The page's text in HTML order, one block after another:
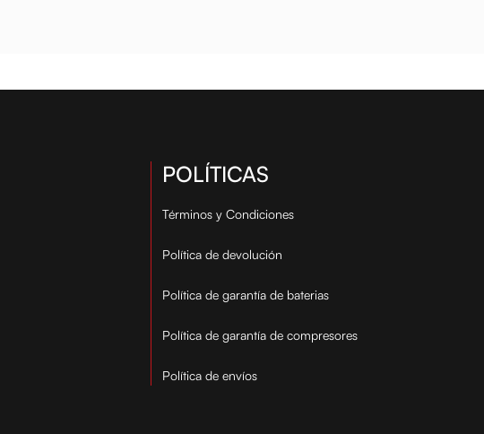
POLÍTICAS
Términos y Condiciones
Política de devolución
Política de garantía de baterias
Política de garantía de compresores
Política de envíos